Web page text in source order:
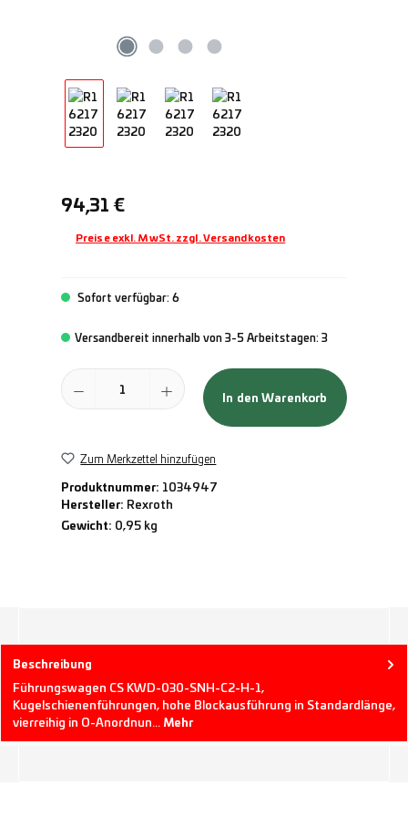
Regulärer Preis:
94,31 €
Preise exkl. MwSt. zzgl. Versandkosten
Sofort verfügbar: 6
Versandbereit innerhalb von 3-5 Arbeitstagen: 3
Produkt Anzahl: Gib den gewünschten Wert ein oder benutze die
In den Warenkorb
Zum Merkzettel hinzufügen
Produktnummer: 1034947
Hersteller: Rexroth
Gewicht: 0,95 kg
Beschreibung
Führungswagen CS KWD-030-SNH-C2-H-1,
Kugelschienenführungen, hohe Blockausführung in Standardlänge,
vierreihig in O-Anordnun… Mehr